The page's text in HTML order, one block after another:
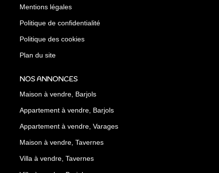
Mentions légales
Politique de confidentialité
Politique des cookies
Plan du site
NOS ANNONCES
Maison à vendre, Barjols
Appartement à vendre, Barjols
Appartement à vendre, Varages
Maison à vendre, Tavernes
Villa à vendre, Tavernes